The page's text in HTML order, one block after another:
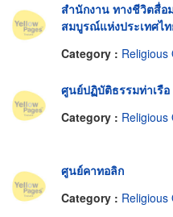
สำนักงาน ทางชีวิตสื่
สมบูรณ์แห่งประเทศไ
Category : Religious
ศูนย์ปฏิบัติธรรมท่าเรือ
Category : Religious
ศูนย์คาทอลิก
Category : Religious